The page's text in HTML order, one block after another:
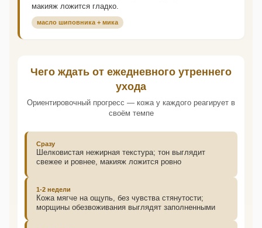
макияж ложится гладко.
масло шиповника + мика
Чего ждать от ежедневного утреннего
ухода
Ориентировочный прогресс — кожа у каждого реагирует в
своём темпе
Сразу
Шелковистая нежирная текстура; тон выглядит
свежее и ровнее, макияж ложится ровно
1-2 недели
Кожа мягче на ощупь, без чувства стянутости;
морщины обезвоживания выглядят заполненными